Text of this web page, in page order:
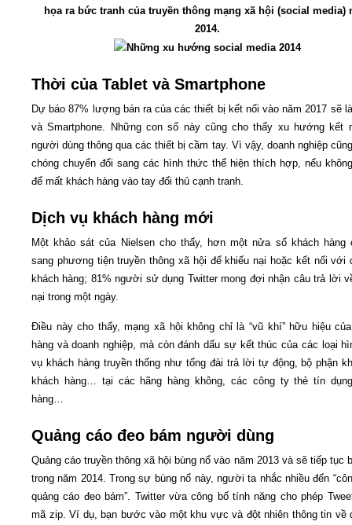
Video
Tìm kiếm
họa ra bức tranh của truyền thông mạng xã hội (social media)
2014.
Thời của Tablet và Smartphone
Dự báo 87% lượng bán ra của các thiết bị kết nối vào năm 2017 sẽ
và Smartphone. Những con số này cũng cho thấy xu hướng kết
người dùng thông qua các thiết bị cầm tay. Vì vậy, doanh nghiệp
chóng chuyển đổi sang các hình thức thể hiện thích hợp, nếu
để mất khách hàng vào tay đối thủ cạnh tranh.
Dịch vụ khách hàng mới
Một khảo sát của Nielsen cho thấy, hơn một nửa số khách hàng
sang phương tiện truyền thông xã hội để khiếu nại hoặc kết nối với
khách hàng; 81% người sử dụng Twitter mong đợi nhận câu trả lời
nại trong một ngày.
Điều này cho thấy, mạng xã hội không chỉ là “vũ khí” hữu hiệu
hàng và doanh nghiệp, mà còn đánh dấu sự kết thúc của các loại
vụ khách hàng truyền thống như tổng đài trả lời tự động, bộ phận
khách hàng… tại các hãng hàng không, các công ty thẻ tín
hàng…
Quảng cáo đeo bám người dùng
Quảng cáo truyền thông xã hội bùng nổ vào năm 2013 và sẽ tiếp tục
trong năm 2014. Trong sự bùng nổ này, người ta nhắc nhiều đến
quảng cáo đeo bám”. Twitter vừa công bố tính năng cho phép
mã zip. Ví dụ, bạn bước vào một khu vực và đột nhiên thông tin về